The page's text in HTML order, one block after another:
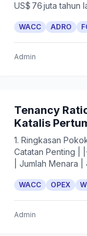
US$ 76 juta tahun
WACC ADRO
Admin
Tenancy
Katalis
1. Ringkasan
Catatan
| Jumlah Menara |
WACC OPEX
Admin